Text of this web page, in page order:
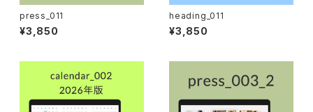
press_011
¥3,850
heading_011
¥3,850